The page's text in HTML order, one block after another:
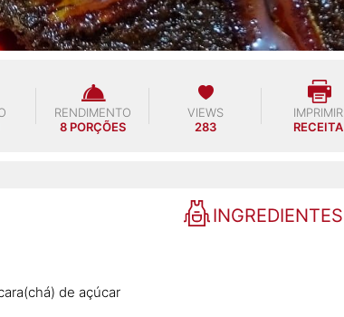
RENDIMENTO
8 PORÇÕES
VIEWS
283
IMPRIMIR
RECEITA
INGREDIENTES
de açúcar